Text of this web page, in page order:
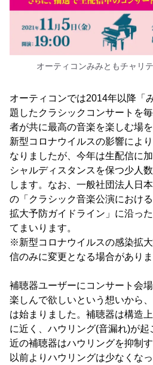
オーティコンみみともチャリ
オーティコンでは2014年以降「
題したクラシックコンサートを
者が共に最高の音楽を楽しむ場
新型コロナウイルスの影響によ
なりましたが、今年は生配信に
シャルディスタンスを保つ少人
します。なお、一般社団法人日
の「クラシック音楽公演におけ
拡大予防ガイドライン」に沿っ
てまいります。
※新型コロナウイルスの感染拡
信のみに変更となる場合があり
補聴器ユーザーにコンサート会
楽しんで欲しいという想いから
は始まりました。補聴器は構造
に近く、ハウリング(音漏れ)が
近の補聴器はハウリングを抑制
以前よりハウリングは少なくな